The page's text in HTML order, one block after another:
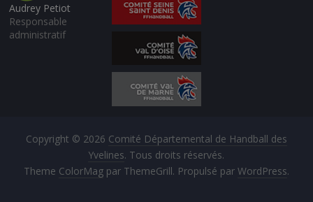
Audrey Petiot
Responsable
administratif
Copyright © 2026 Comité Départemental de Handball des
Yvelines. Tous droits réservés.
Theme ColorMagpar ThemeGrill. Propulsé par WordPress.